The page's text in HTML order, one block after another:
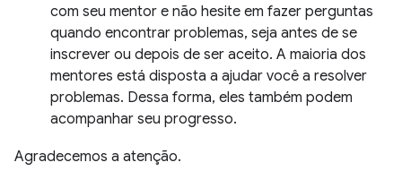
com seu mentor e não hesite em fazer perguntas
quando encontrar problemas, seja antes de se
inscrever ou depois de ser aceito. A maioria dos
mentores está disposta a ajudar você a resolver
problemas. Dessa forma, eles também podem
acompanhar seu progresso.
Agradecemos a atenção.